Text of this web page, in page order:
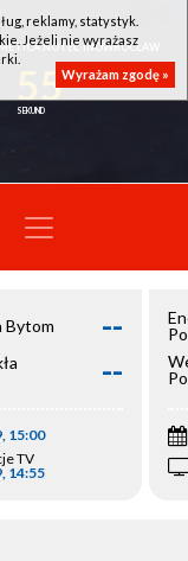
NOTEĆ INOWROCŁAW
55
Bytom --
--
15:00
TV
14:55
reklamy, statystyk.
Jeżeli nie wyrażasz
Wyrażam zgodę »